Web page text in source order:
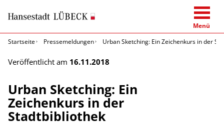
Menü
Startseite
Pressemeldungen Urban Sketching: Ein Zeichenkurs in der
Veröffentlicht am 16.11.2018
Urban Sketching: Ein
Zeichenkurs in der
Stadtbibliothek